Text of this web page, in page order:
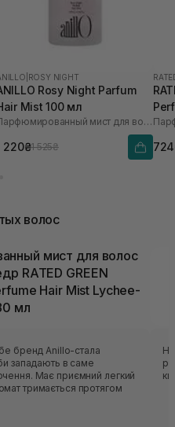
ROSY NIGHT
Rosy Night Parfum
Mist 100 мл
Парфюмированный мист для волос
220₴1 525₴
волос
мист для волос
RATED GREEN
Hair Mist Lychee-
мл
бренд Anillo-стала
западають в саме
тримається протягом
розхід Троянду не